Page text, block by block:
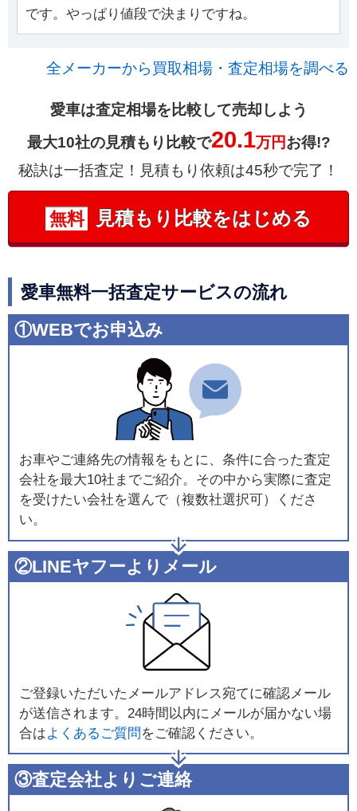
です。やっぱり値段で決まりですね。
全メーカーから買取相場・査定相場を調べる
愛車は査定相場を比較して売却しよう
最大10社の見積もり比較で20.1万円お得!?
秘訣は一括査定！見積もり依頼は45秒で完了！
無料 見積もり比較をはじめる
愛車無料一括査定サービスの流れ
①WEBでお申込み
お車やご連絡先の情報をもとに、条件に合った査定
会社を最大10社までご紹介。その中から実際に査定
を受けたい会社を選んで（複数社選択可）くださ
い。
②LINEヤフーよりメール
ご登録いただいたメールアドレス宛てに確認メール
が送信されます。24時間以内にメールが届かない場
合はよくあるご質問 をご確認ください。
③査定会社よりご連絡